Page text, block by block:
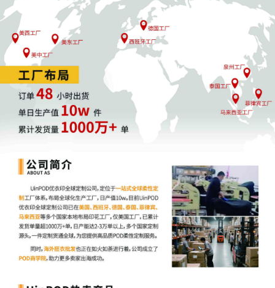
专业认证服务
核心优势
关税优化：合理利用不同品类税率差异
价值提升
：突出技术和服务含量
风险分散 ：降低单一成品贸易依赖
竞争力增强：在价格和服务层面建立双重优势
启示与展望
这种创新模式不仅为企业提供了应对关税挑战的有效路径，
更代表着中国制造向"中国智造"转型升级的重要方向。通过
将实体产品与服务价值深度融合，企业能够在全球贸易格局
变革中占据更有利位置。
对于广大跨境卖家而言，关键在于转变思维模式，从简单的
产品贸易转向价值创造，通过商业模式创新在复杂国际贸易